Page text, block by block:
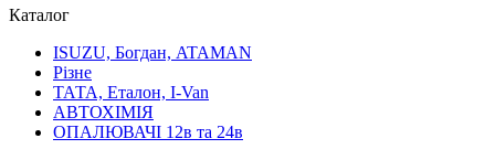
Каталог
ISUZU, Богдан, ATAMAN
Різне
ТАТА, Еталон, I-Van
АВТОХІМІЯ
ОПАЛЮВАЧІ 12в та 24в